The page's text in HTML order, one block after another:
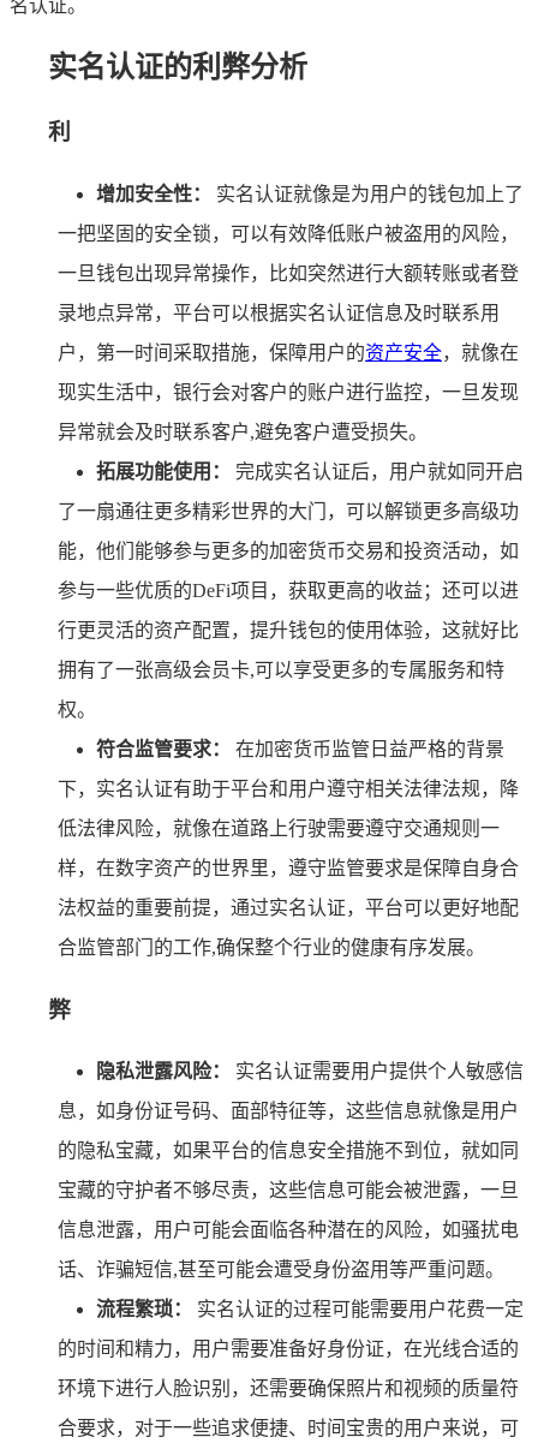
名认证。
实名认证的利弊分析
利
增加安全性：
实名认证就像是为用户的钱包加上了
一把坚固的安全锁，可以有效降低账户被盗用的风险，
一旦钱包出现异常操作，比如突然进行大额转账或者登
录地点异常，平台可以根据实名认证信息及时联系用
户，第一时间采取措施，保障用户的资产安全，就像在
现实生活中，银行会对客户的账户进行监控，一旦发现
异常就会及时联系客户,避免客户遭受损失。
拓展功能使用：
完成实名认证后，用户就如同开启
了一扇通往更多精彩世界的大门，可以解锁更多高级功
能，他们能够参与更多的加密货币交易和投资活动，如
参与一些优质的DeFi项目，获取更高的收益；还可以进
行更灵活的资产配置，提升钱包的使用体验，这就好比
拥有了一张高级会员卡,可以享受更多的专属服务和特
权。
符合监管要求：
在加密货币监管日益严格的背景
下，实名认证有助于平台和用户遵守相关法律法规，降
低法律风险，就像在道路上行驶需要遵守交通规则一
样，在数字资产的世界里，遵守监管要求是保障自身合
法权益的重要前提，通过实名认证，平台可以更好地配
合监管部门的工作,确保整个行业的健康有序发展。
弊
隐私泄露风险：
实名认证需要用户提供个人敏感信
息，如身份证号码、面部特征等，这些信息就像是用户
的隐私宝藏，如果平台的信息安全措施不到位，就如同
宝藏的守护者不够尽责，这些信息可能会被泄露，一旦
信息泄露，用户可能会面临各种潜在的风险，如骚扰电
话、诈骗短信,甚至可能会遭受身份盗用等严重问题。
流程繁琐：
实名认证的过程可能需要用户花费一定
的时间和精力，用户需要准备好身份证，在光线合适的
环境下进行人脸识别，还需要确保照片和视频的质量符
合要求，对于一些追求便捷、时间宝贵的用户来说，可